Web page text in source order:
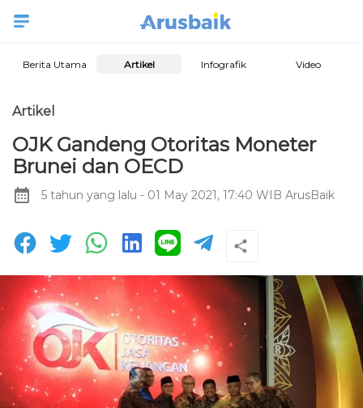
Berita Utama Artikel Infografik Video
Artikel
OJK Gandeng Otoritas Moneter
Brunei dan OECD
5 tahun yang lalu - 01 May 2021, 17:40 WIB ArusBaik